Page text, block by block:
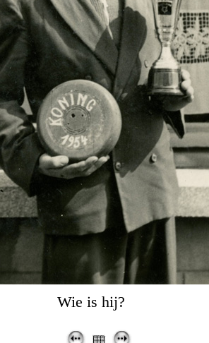
Wie is hij?